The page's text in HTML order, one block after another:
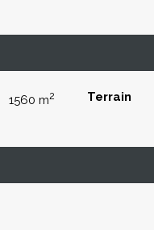
1560 m2 Terrain